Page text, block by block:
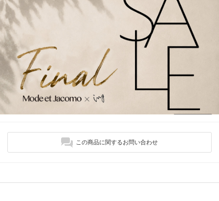
この商品に関するお問い合わせ